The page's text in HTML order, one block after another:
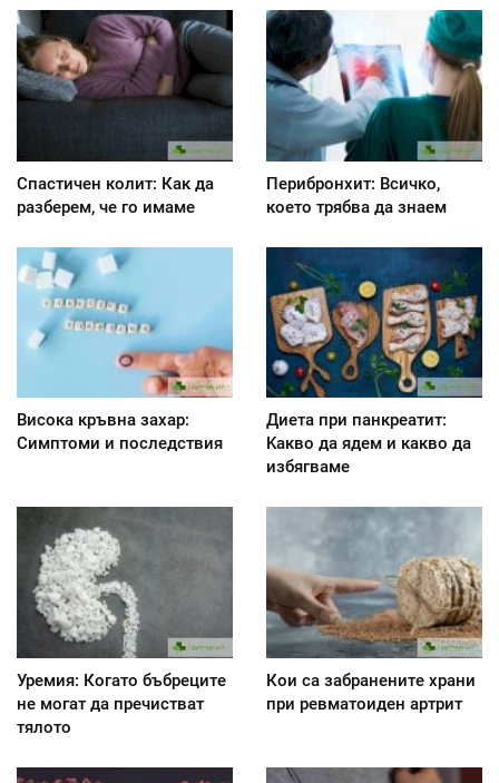
Спастичен колит: Как да
разберем, че го имаме
Перибронхит: Всичко,
което трябва да знаем
Висока кръвна захар:
Симптоми и последствия
Диета при панкреатит:
Kакво да ядем и какво да
избягваме
Уремия: Когато бъбреците
не могат да пречистват
тялото
Кои са забранените храни
при ревматоиден артрит